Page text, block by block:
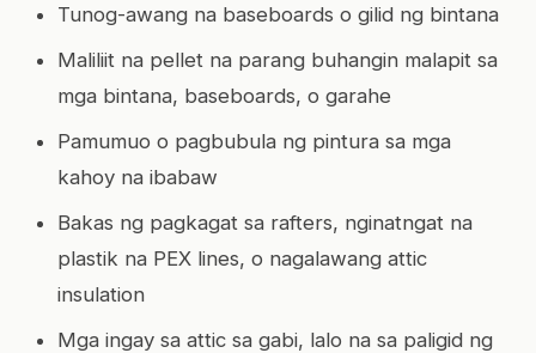
Tunog-awang na baseboards o gilid ng bintana
Maliliit na pellet na parang buhangin malapit sa
mga bintana, baseboards, o garahe
Pamumuo o pagbubula ng pintura sa mga
kahoy na ibabaw
Bakas ng pagkagat sa rafters, nginatngat na
plastik na PEX lines, o nagalawang attic
insulation
Mga ingay sa attic sa gabi, lalo na sa paligid ng